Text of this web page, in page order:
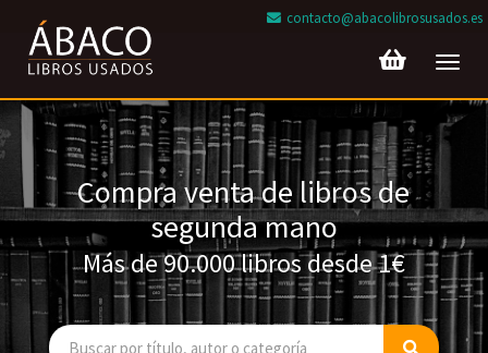
contacto@abacolibrosusados.es
Compra venta de libros de
segunda mano
Más de 90.000 libros desde 1€